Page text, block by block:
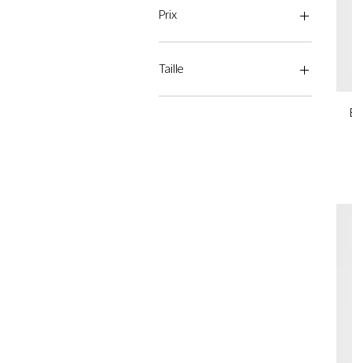
Prix
Taille